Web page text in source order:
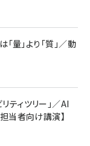
No.2502[2026
株式投資
のデザイン
ノイズキャンセリ
C & USB-C
イトブラック)
缶 24本 ビー
ラベルビヤセラー
量」より「質」／動
ティツリー」／AI
当者向け講演】